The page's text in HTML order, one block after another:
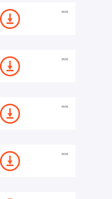
min
min
min
min